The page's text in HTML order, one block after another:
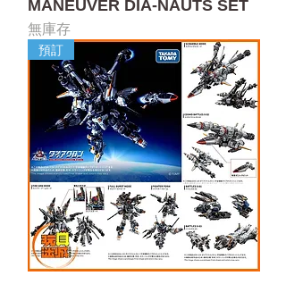
MANEUVER DIA-NAUTS SET
無庫存
預訂